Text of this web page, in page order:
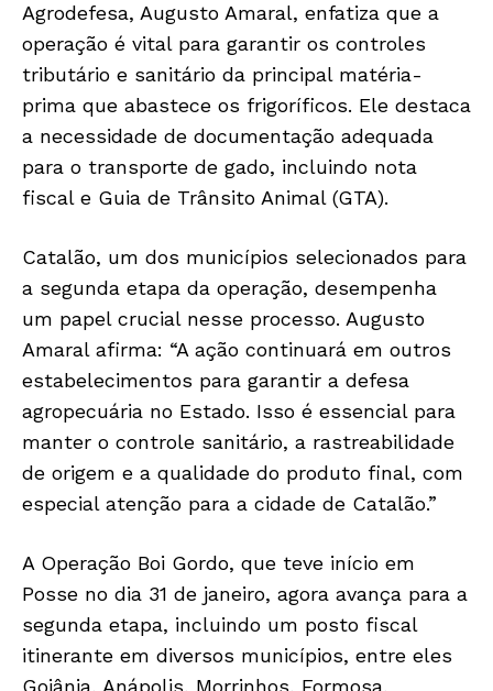
Agrodefesa, Augusto Amaral, enfatiza que a
operação é vital para garantir os controles
tributário e sanitário da principal matéria-
prima que abastece os frigoríficos. Ele destaca
a necessidade de documentação adequada
para o transporte de gado, incluindo nota
fiscal e Guia de Trânsito Animal (GTA).
Catalão, um dos municípios selecionados para
a segunda etapa da operação, desempenha
um papel crucial nesse processo. Augusto
Amaral afirma: “A ação continuará em outros
estabelecimentos para garantir a defesa
agropecuária no Estado. Isso é essencial para
manter o controle sanitário, a rastreabilidade
de origem e a qualidade do produto final, com
especial atenção para a cidade de Catalão.”
A Operação Boi Gordo, que teve início em
Posse no dia 31 de janeiro, agora avança para a
segunda etapa, incluindo um posto fiscal
itinerante em diversos municípios, entre eles
Goiânia, Anápolis, Morrinhos, Formosa,